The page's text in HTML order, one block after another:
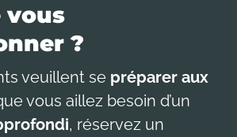
vous
?
veuillent se préparer aux
vous aillez besoin d’un
, réservez un